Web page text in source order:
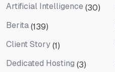
Artificial Intelligence (30)
Berita(139)
Client Story(1)
Dedicated Hosting (3)